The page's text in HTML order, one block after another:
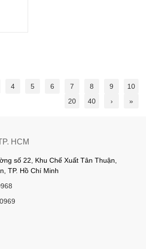
4 5 6 7 8 9
10
20
40 › »
HCM
số 22, Khu Chế Xuất Tân Thuận,
TP. Hồ Chí Minh